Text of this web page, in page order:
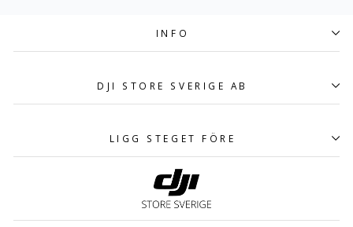
INFO
DJI STORE SVERIGE AB
LIGG STEGET FÖRE